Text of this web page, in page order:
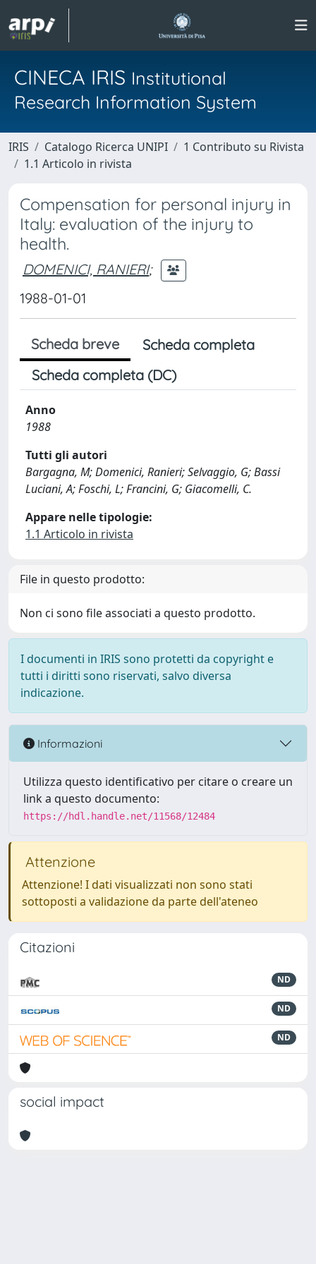
CINECA IRIS Institutional
Research Information System
IRIS Catalogo Ricerca UNIPI
1 Contributo su Rivista
1.1 Articolo in rivista
Compensation for personal injury in
Italy: evaluation of the injury to
health.
DOMENICI, RANIERI;
1988-01-01
Scheda breve
Scheda completa
Scheda completa (DC)
Anno
1988
Tutti gli autori
Bargagna, M; Domenici, Ranieri; Selvaggio, G; Bassi
Luciani, A; Foschi, L; Francini, G; Giacomelli, C.
Appare nelle tipologie:
1.1 Articolo in rivista
File in questo prodotto:
Non ci sono file associati a questo prodotto.
I documenti in IRIS sono protetti da copyright e
tutti i diritti sono riservati, salvo diversa
indicazione.
Informazioni
Utilizza questo identificativo per citare o creare un
link a questo documento:
https://hdl.handle.net/11568/12484
Attenzione
Attenzione! I dati visualizzati non sono stati
sottoposti a validazione da parte dell'ateneo
Citazioni
ND
ND
ND
social impact